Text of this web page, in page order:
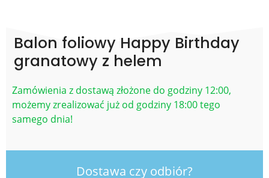
Balon foliowy Happy Birthday
granatowy z helem
Zamówienia z dostawą złożone do godziny 12:00,
możemy zrealizować już od godziny 18:00 tego
samego dnia!
Dostawa czy odbiór?